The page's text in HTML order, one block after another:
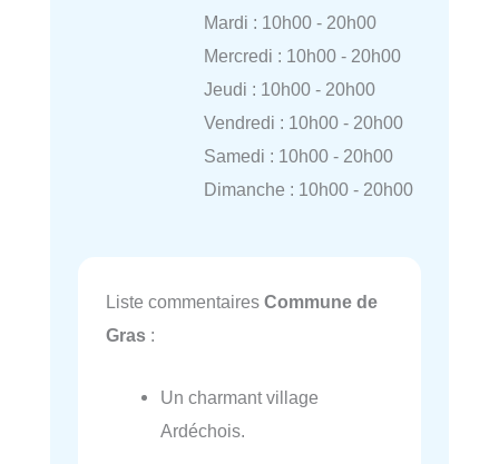
Mardi : 10h00 - 20h00
Mercredi : 10h00 - 20h00
Jeudi : 10h00 - 20h00
Vendredi : 10h00 - 20h00
Samedi : 10h00 - 20h00
Dimanche : 10h00 - 20h00
Liste commentaires Commune de
Gras :
Un charmant village
Ardéchois.